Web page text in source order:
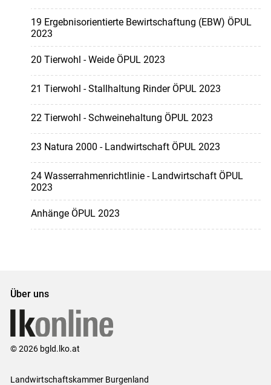
19 Ergebnisorientierte Bewirtschaftung (EBW) ÖPUL
2023
20 Tierwohl - Weide ÖPUL 2023
21 Tierwohl - Stallhaltung Rinder ÖPUL 2023
22 Tierwohl - Schweinehaltung ÖPUL 2023
23 Natura 2000 - Landwirtschaft ÖPUL 2023
24 Wasserrahmenrichtlinie - Landwirtschaft ÖPUL
2023
Anhänge ÖPUL 2023
Über uns
© 2026 bgld.lko.at
Landwirtschaftskammer Burgenland